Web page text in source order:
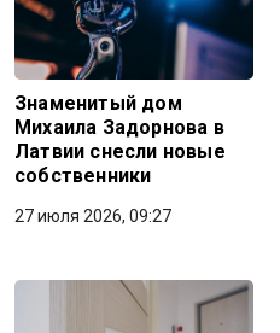
Знаменитый дом
Михаила Задорнова в
Латвии снесли новые
собственники
27 июля 2026, 09:27